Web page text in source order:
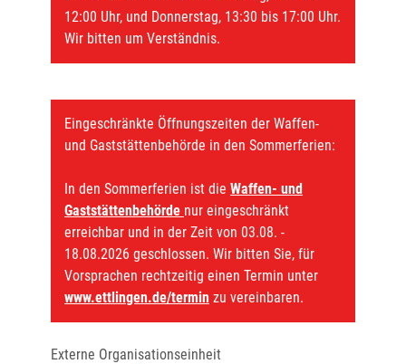
12:00 Uhr, und Donnerstag, 13:30 bis 17:00 Uhr.
Wir bitten um Verständnis.
Eingeschränkte Öffnungszeiten der Waffen-
und Gaststättenbehörde in den Sommerferien:
In den Sommerferien ist die Waffen- und
Gaststättenbehörde nur eingeschränkt
erreichbar und in der Zeit von 03.08. -
18.08.2026 geschlossen. Wir bitten Sie, für
Vorsprachen rechtzeitig einen Termin unter
www.ettlingen.de/termin zu vereinbaren.
Externe Organisationseinheit